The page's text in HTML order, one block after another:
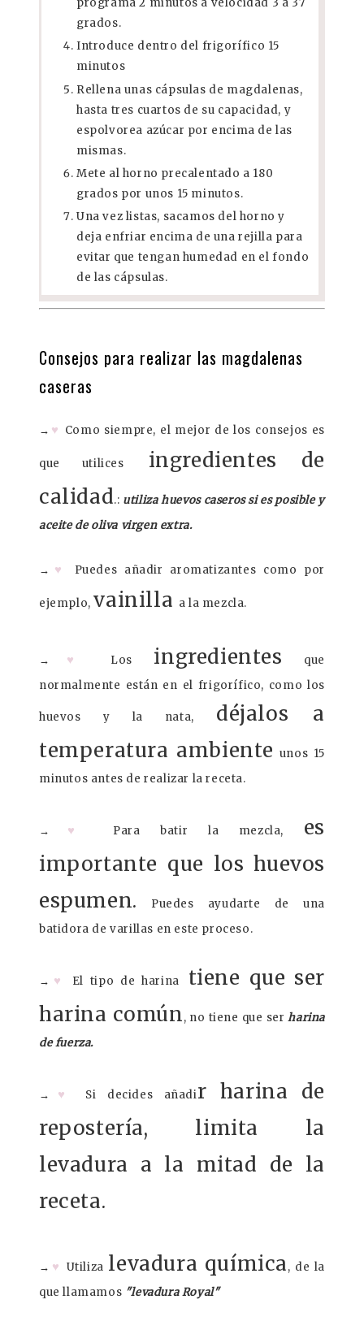
programa 2 minutos a velocidad 3 a 37
grados.
Introduce dentro del frigorífico 15
minutos
Rellena unas cápsulas de magdalenas,
hasta tres cuartos de su capacidad, y
espolvorea azúcar por encima de las
mismas.
Mete al horno precalentado a 180
grados por unos 15 minutos.
Una vez listas, sacamos del horno y
deja enfriar encima de una rejilla para
evitar que tengan humedad en el fondo
de las cápsulas.
Consejos para realizar las magdalenas
caseras
→ ♥ Como siempre, el mejor de los consejos es
que utilices
ingredientes de
calidad.: utiliza huevos caseros si es posible y
aceite de oliva virgen extra.
→ ♥ Puedes añadir aromatizantes como por
ejemplo, vainilla a la mezcla.
→ ♥ Los ingredientes
que
normalmente están en el frigorífico, como los
huevos y la nata, déjalos a
temperatura ambiente unos 15
minutos antes de realizar la receta.
→ ♥ Para batir la mezcla, es
importante que los huevos
espumen.
Puedes ayudarte de una
batidora de varillas en este proceso.
→ ♥ El tipo de harina
tiene que ser
harina común, no tiene que serharina
de fuerza.
→ ♥ Si decides añadir harina de
repostería, limita la
levadura a la mitad de la
receta.
→ ♥ Utiliza levadura química, de la
que llamamos "levadura Royal"